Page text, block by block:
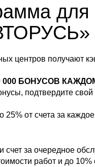
для
центров получают
БОНУСОВ
подтвердите
от счета за
за очередное
работ и до 10%